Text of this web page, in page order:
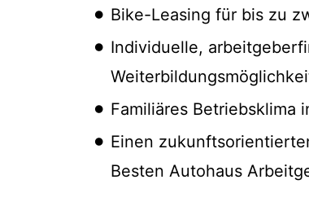
Bike-Leasing für bis zu
Individuelle,
Familiäres Betriebsklima
Einen
Besten Autohaus